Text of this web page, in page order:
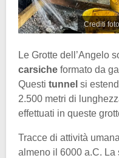
Crediti
Le Grotte dell’Angelo
carsiche formato da
Questi tunnel si
2.500 metri di
effettuati in queste
Tracce di attività
almeno il 6000 a.C. La